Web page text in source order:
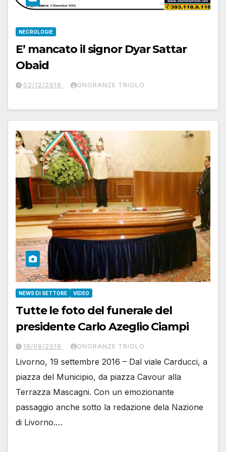
NECROLOGIE
E’ mancato il signor Dyar Sattar
Obaid
02/12/2016 ONORANZE TRIOLO
NEWS DI SETTORE VIDEO
Tutte le foto del funerale del
presidente Carlo Azeglio Ciampi
19/09/2016 ONORANZE TRIOLO
Livorno, 19 settembre 2016 – Dal viale Carducci, a
piazza del Municipio, da piazza Cavour alla
Terrazza Mascagni. Con un emozionante
passaggio anche sotto la redazione dela Nazione
di Livorno.…